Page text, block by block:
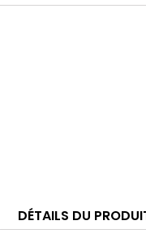
DÉTAILS DU